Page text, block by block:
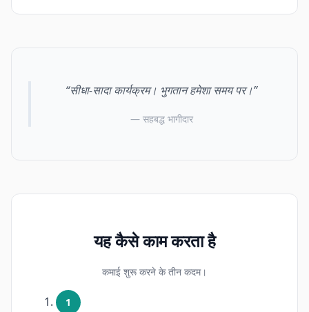
“सीधा-सादा कार्यक्रम। भुगतान हमेशा समय पर।”
— सहबद्ध भागीदार
यह कैसे काम करता है
कमाई शुरू करने के तीन कदम।
1